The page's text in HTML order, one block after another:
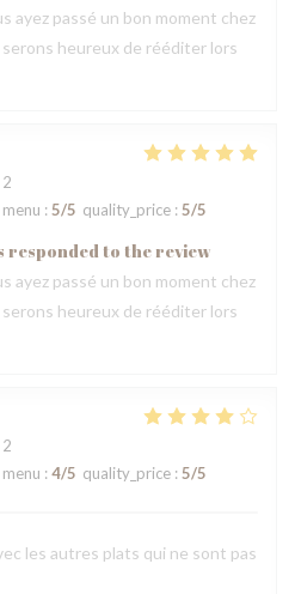
ayez passé un bon moment chez
heureux de rééditer lors
menu : 5/5 quality_price : 5/5
responded to the review
ayez passé un bon moment chez
heureux de rééditer lors
menu : 4/5 quality_price : 5/5
les autres plats qui ne sont pas